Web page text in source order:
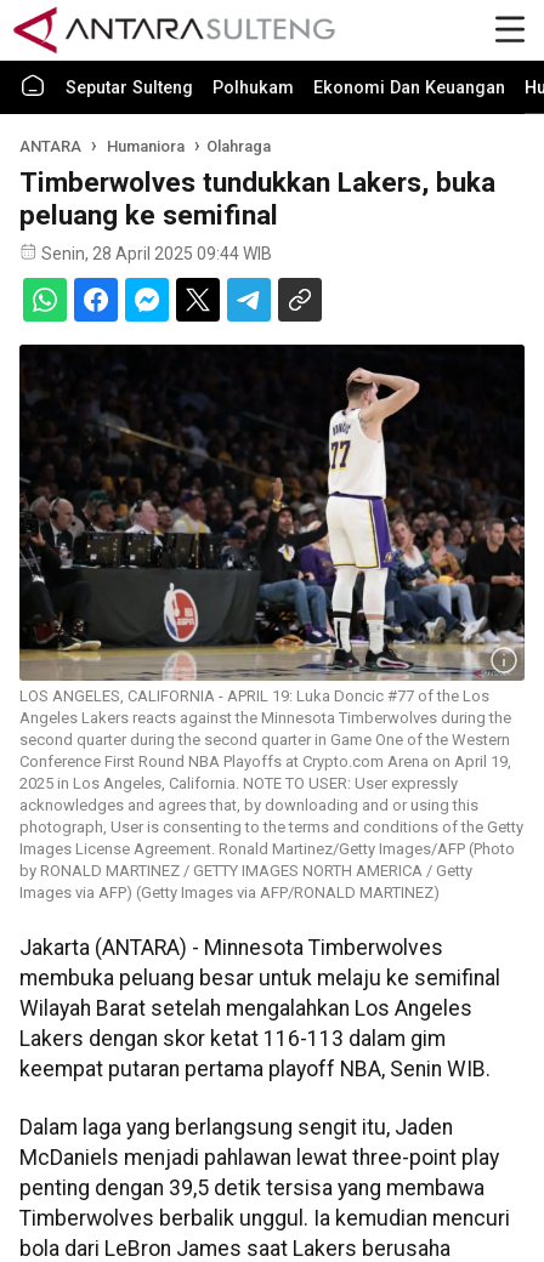
Seputar Sulteng Polhukam Ekonomi Dan Keuangan
ANTARA Humaniora Olahraga
Timberwolves tundukkan Lakers, buka
peluang ke semifinal
Senin, 28 April 2025 09:44 WIB
LOS ANGELES, CALIFORNIA - APRIL 19: Luka Doncic #77 of the Los
Angeles Lakers reacts against the Minnesota Timberwolves during the
second quarter during the second quarter in Game One of the Western
Conference First Round NBA Playoffs at Crypto.com Arena on April 19,
2025 in Los Angeles, California. NOTE TO USER: User expressly
acknowledges and agrees that, by downloading and or using this
photograph, User is consenting to the terms and conditions of the Getty
Images License Agreement. Ronald Martinez/Getty Images/AFP (Photo
by RONALD MARTINEZ / GETTY IMAGES NORTH AMERICA / Getty
Images via AFP) (Getty Images via AFP/RONALD MARTINEZ)
Jakarta (ANTARA) - Minnesota Timberwolves
membuka peluang besar untuk melaju ke semifinal
Wilayah Barat setelah mengalahkan Los Angeles
Lakers dengan skor ketat 116-113 dalam gim
keempat putaran pertama playoff NBA, Senin WIB.
Dalam laga yang berlangsung sengit itu, Jaden
McDaniels menjadi pahlawan lewat three-point play
penting dengan 39,5 detik tersisa yang membawa
Timberwolves berbalik unggul. Ia kemudian mencuri
bola dari LeBron James saat Lakers berusaha